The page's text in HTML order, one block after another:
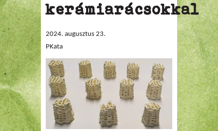
kerámiarácsokkal
2024. augusztus 23.
PKata